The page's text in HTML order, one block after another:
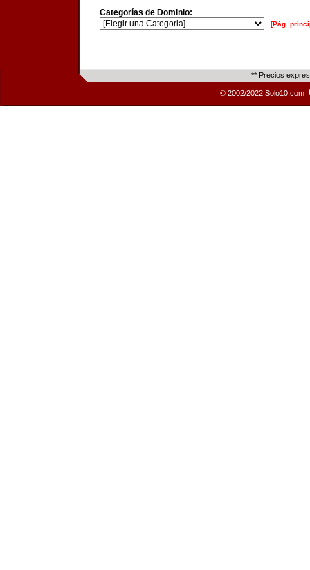
Categorías de Dominio:
[Pág.
** Precios
© 2002/2022 Solo10.com